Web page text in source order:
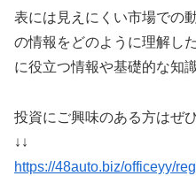
表には見えにくい市場での
の情報をどのように理解し
に役立つ情報や基礎的な知
投資にご興味のある方はぜ
↓↓
https://48auto.biz/officeyy/